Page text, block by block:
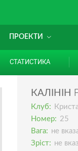
ПРОЕКТИ
СТАТИСТИКА
КАЛІНІН
Клуб:
Номер: 25
Вага: не
Зріст: не